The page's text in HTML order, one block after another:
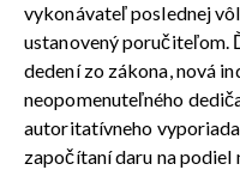
vykonávateľ poslednej
ustanovený poručiteľom.
dedení zo zákona, nová
neopomenuteľného
autoritatívneho
započítaní daru na podiel